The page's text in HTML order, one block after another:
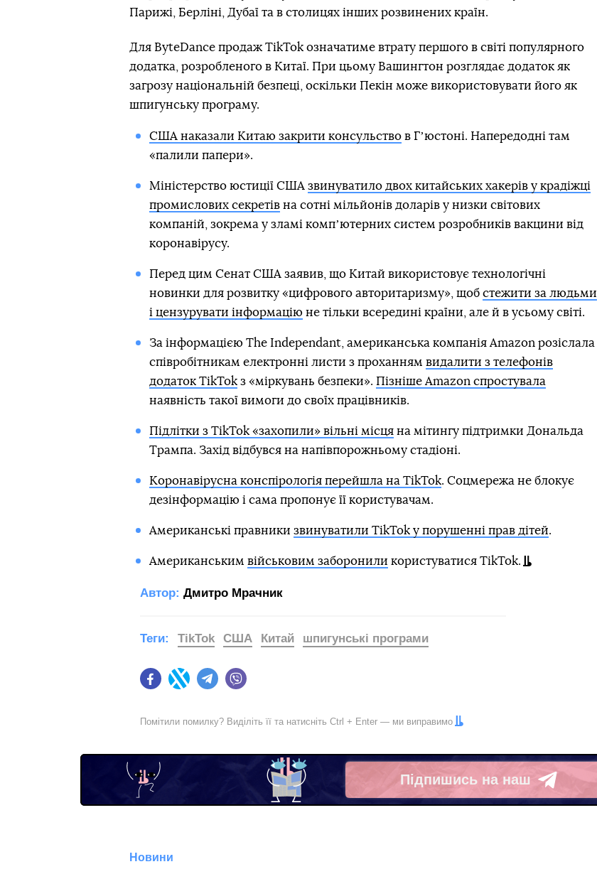
Парижі, Берліні, Дубаї та в столицях інших розвинених країн.
Для ByteDance продаж TikTok означатиме втрату першого в світі популярного
додатка, розробленого в Китаї. При цьому Вашингтон розглядає додаток як
загрозу національній безпеці, оскільки Пекін може використовувати його як
шпигунську програму.
США наказали Китаю закрити консульствов Гʼюстоні. Напередодні там
«палили папери».
Міністерство юстиції США звинуватило двох китайських хакерів у крадіжці
промислових секретівна сотні мільйонів доларів у низки світових
компаній, зокрема у зламі компʼютерних систем розробників вакцини від
коронавірусу.
Перед цим Сенат США заявив, що Китай використовує технологічні
новинки для розвитку «цифрового авторитаризму», щоб стежити за людьми
і цензурувати інформаціюне тільки всередині країни, але й в усьому світі.
За інформацією The Independant, американська компанія Amazon розіслала
співробітникам електронні листи з проханням видалити з телефонів
додаток TikTokз «міркувань безпеки». Пізніше Amazon спростувала
наявність такої вимоги до своїх працівників.
Підлітки з TikTok «захопили» вільні місцяна мітингу підтримки Дональда
Трампа. Захід відбувся на напівпорожньому стадіоні.
Коронавірусна конспірологія перейшла на TikTok. Соцмережа не блокує
дезінформацію і сама пропонує її користувачам.
Американські правники звинуватили TikTok у порушенні прав дітей.
Американським військовим заборонили користуватися TikTok.
Автор: Дмитро Мрачник
FacebookTwitter Telegram
Теги: TikTok США Китай шпигунські програми
Помітили помилку? Виділіть її та натисніть Ctrl + Enter — ми виправимо
Підпишись на наш
Telegram
Новини